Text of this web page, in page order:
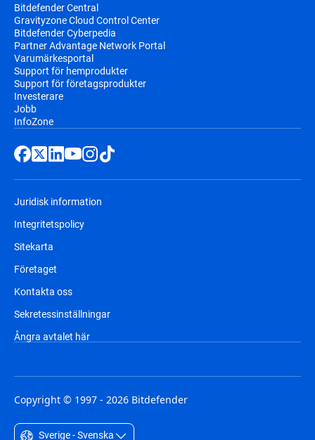
Bitdefender Central
Gravityzone Cloud Control Center
Bitdefender Cyberpedia
Partner Advantage Network Portal
Varumärkesportal
Support för hemprodukter
Support för företagsprodukter
Investerare
Jobb
InfoZone
Juridisk information
Integritetspolicy
Sitekarta
Företaget
Kontakta oss
Sekretessinställningar
Ångra avtalet här
Copyright © 1997 - 2026 Bitdefender
Sverige - Svenska